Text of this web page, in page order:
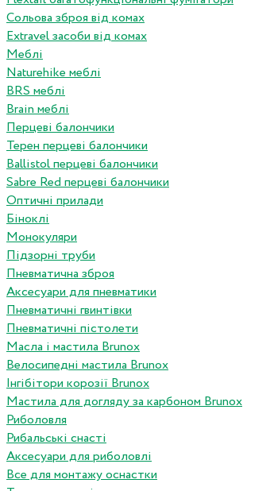
Сольова зброя від комах
Extravel засоби від комах
Меблі
Naturehike меблі
BRS меблі
Brain меблі
Перцеві балончики
Терен перцеві балончики
Ballistol перцеві балончики
Sabre Red перцеві балончики
Оптичні прилади
Біноклі
Монокуляри
Підзорні труби
Пневматична зброя
Аксесуари для пневматики
Пневматичні гвинтівки
Пневматичні пістолети
Масла і мастила Brunox
Велосипедні мастила Brunox
Інгібітори корозії Brunox
Мастила для догляду за карбоном Brunox
Риболовля
Рибальські снасті
Аксесуари для риболовлі
Все для монтажу оснастки